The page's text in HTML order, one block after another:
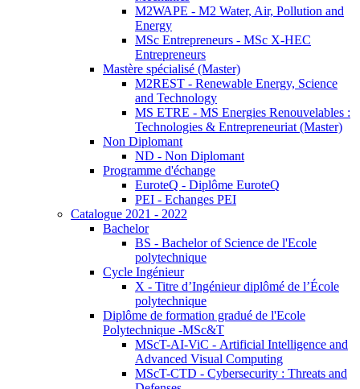
M2WAPE - M2 Water, Air, Pollution and
Energy
MSc Entrepreneurs - MSc X-HEC
Entrepreneurs
Mastère spécialisé (Master)
M2REST - Renewable Energy, Science
and Technology
MS ETRE - MS Energies Renouvelables :
Technologies & Entrepreneuriat (Master)
Non Diplomant
ND - Non Diplomant
Programme d'échange
EuroteQ - Diplôme EuroteQ
PEI - Echanges PEI
Catalogue 2021 - 2022
Bachelor
BS - Bachelor of Science de l'Ecole
polytechnique
Cycle Ingénieur
X - Titre d’Ingénieur diplômé de l’École
polytechnique
Diplôme de formation gradué de l'Ecole
Polytechnique -MSc&T
MScT-AI-ViC - Artificial Intelligence and
Advanced Visual Computing
MScT-CTD - Cybersecurity : Threats and